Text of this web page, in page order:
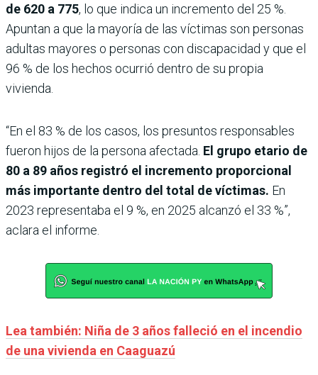
de 620 a 775, lo que indica un incremento del 25 %.
Apuntan a que la mayoría de las víctimas son personas
adultas mayores o personas con discapacidad y que el
96 % de los hechos ocurrió dentro de su propia
vivienda.
“En el 83 % de los casos, los presuntos responsables
fueron hijos de la persona afectada. El grupo etario de
80 a 89 años registró el incremento proporcional
más importante dentro del total de víctimas. En
2023 representaba el 9 %, en 2025 alcanzó el 33 %”,
aclara el informe.
Lea también: Niña de 3 años falleció en el incendio
de una vivienda en Caaguazú